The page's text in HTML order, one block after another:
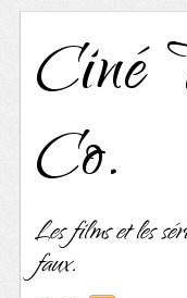
Ciné
Co.
Les films et les
faux.